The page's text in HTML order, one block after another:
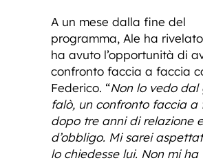
A un mese dalla fine del
programma, Ale ha
ha avuto l’opportunità di
confronto faccia a faccia
Federico. “Non lo vedo dal
falò, un confronto faccia a
dopo tre anni di relazione
d’obbligo. Mi sarei
lo chiedesse lui. Non mi